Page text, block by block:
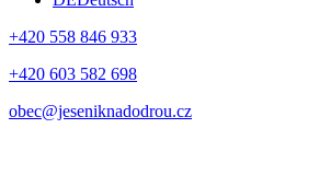
+420 558 846 933
+420 603 582 698
obec@jeseniknadodrou.cz